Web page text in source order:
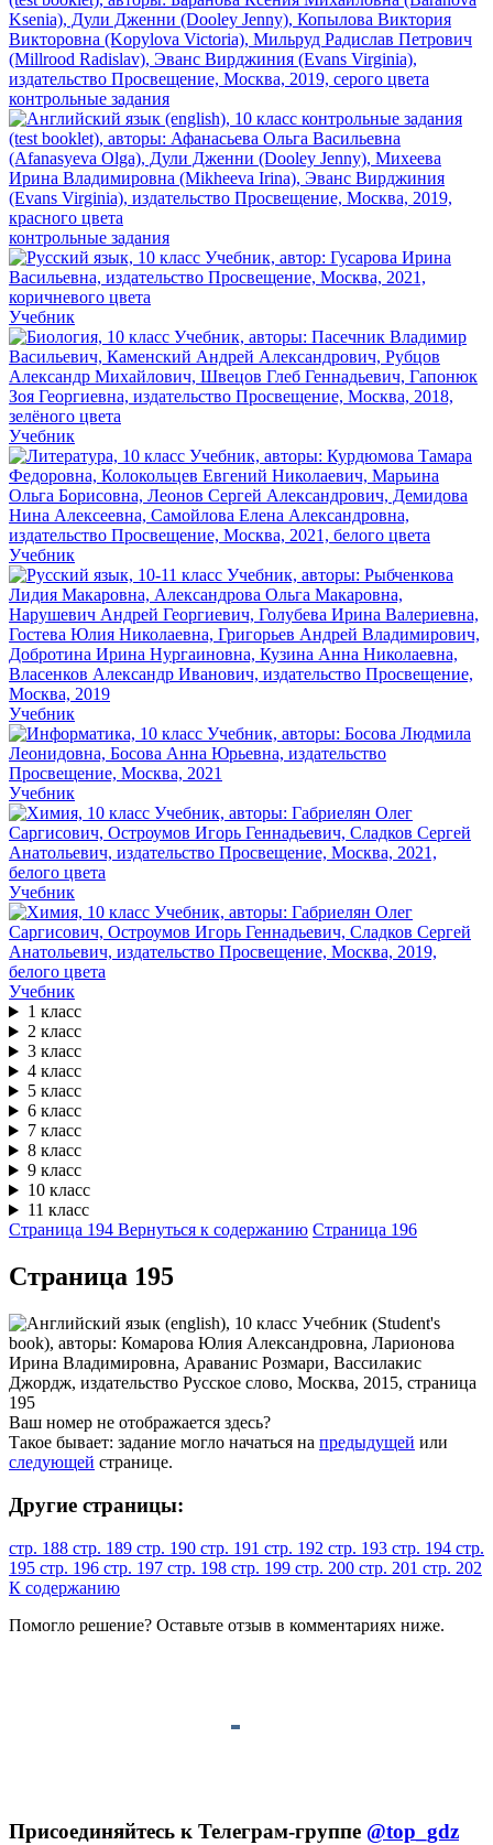
контрольные задания
контрольные задания
Учебник
Учебник
Учебник
Учебник
Учебник
Учебник
Учебник
1 класс
2 класс
3 класс
4 класс
5 класс
6 класс
7 класс
8 класс
9 класс
10 класс
11 класс
Страница 194 Вернуться к содержанию Страница 196
Cтраница 195
Ваш номер не отображается здесь?
Такое бывает: задание могло начаться на предыдущей или
следующей странице.
Другие страницы:
стр. 188 стр. 189 стр. 190 стр. 191 стр. 192 стр. 193 стр. 194 стр.
195 стр. 196 стр. 197 стр. 198 стр. 199 стр. 200 стр. 201 стр. 202
К содержанию
Помогло решение? Оставьте отзыв в комментариях ниже.
Присоединяйтесь к Телеграм-группе @top_gdz